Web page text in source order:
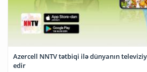
Azercell NNTV tətbiqi ilə dünyanın
edir